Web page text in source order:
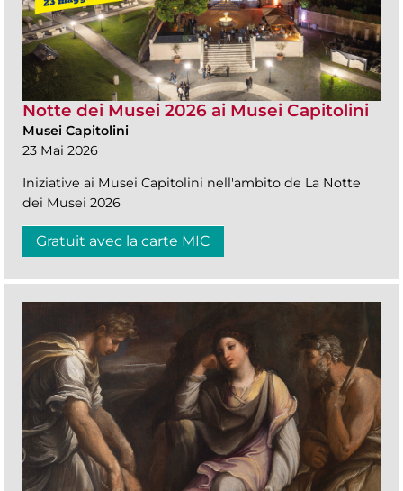
Notte dei Musei 2026 ai Musei Capitolini
Musei Capitolini
23 Mai 2026
Iniziative ai Musei Capitolini nell'ambito de La Notte
dei Musei 2026
Gratuit avec la carte MIC